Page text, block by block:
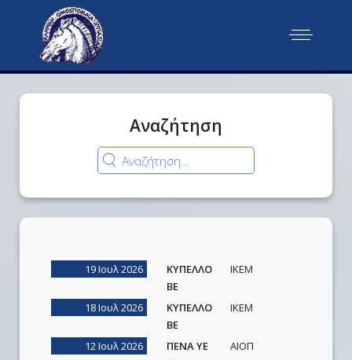
Αναζήτηση
19 Ιουλ 2026
ΚΥΠΕΛΛΟ
ΒΕ
ΙΚΕΜ
18 Ιουλ 2026
ΚΥΠΕΛΛΟ
ΒΕ
ΙΚΕΜ
12 Ιουλ 2026
ΠΕΝΑ ΥΕ
ΑΙΟΠ